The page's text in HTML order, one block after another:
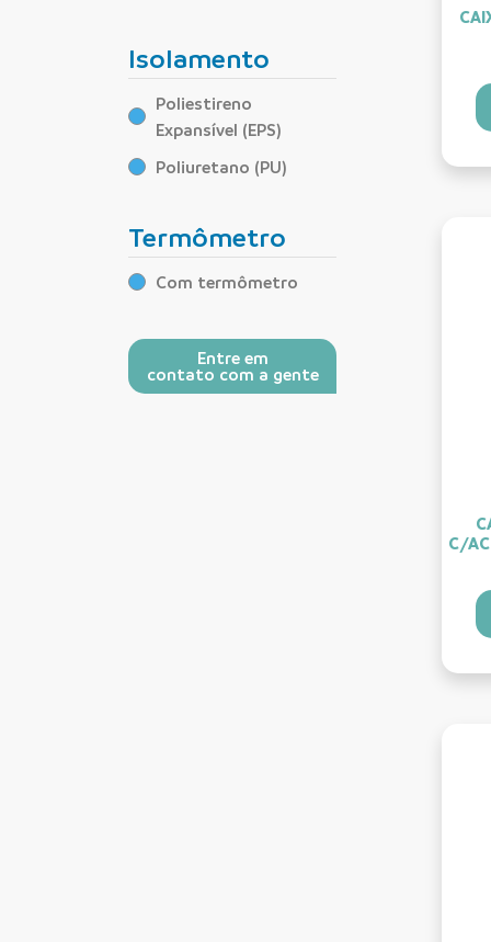
Isolamento
Poliestireno
Expansível (EPS)
Poliuretano (PU)
Termômetro
Com termômetro
Entre em
contato com a gente
C/